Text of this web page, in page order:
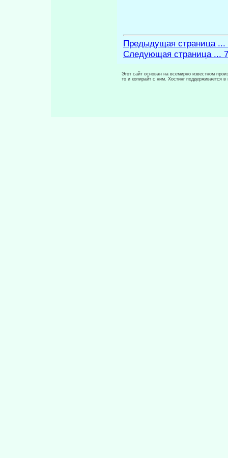
Предыдущая страница ...
Следующая страница ...
Этот сайт основан на всемирно известном
то и копирайт с ним. Хостинг поддерживается